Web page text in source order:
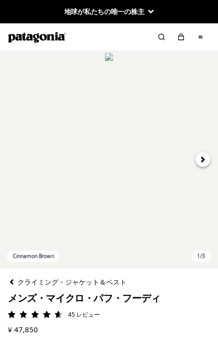
地球が私たちの唯一の株主
次へ
クライミング・ジャケット＆ベスト
メンズ・マイクロ・パフ・フーディ
評価: 4.6 / 5
45 レビュー
¥ 47,850